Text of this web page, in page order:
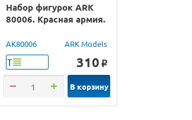
Набор фигурок ARK
80006. Красная армия.
AK80006 ARK Models
Т 310 o
В корзину